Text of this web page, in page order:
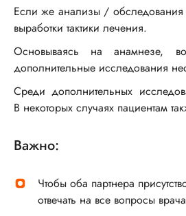
Если же анализы / обследования
выработки тактики лечения.
Основываясь на анамнезе,
дополнительные исследования
Среди дополнительных
В некоторых случаях пациентам
Важно:
Чтобы оба партнера
отвечать на все вопросы